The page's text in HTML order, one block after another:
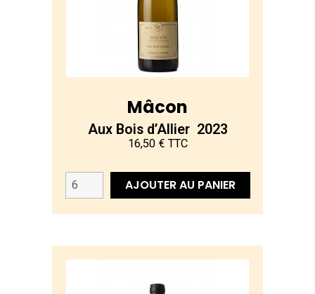
Mâcon
Aux Bois d’Allier 2023
16,50 € TTC
AJOUTER AU PANIER